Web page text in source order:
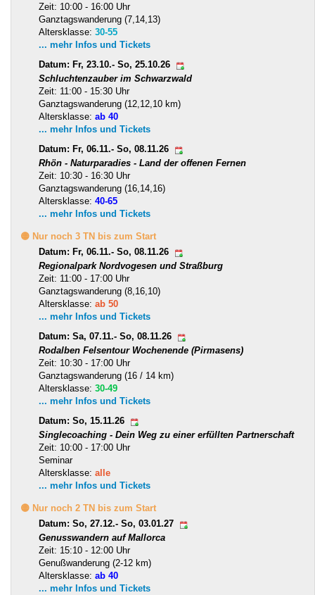
Zeit: 10:00 - 16:00 Uhr
Ganztagswanderung (7,14,13)
Altersklasse: 30-55
... mehr Infos und Tickets
Datum: Fr, 23.10.- So, 25.10.26
Schluchtenzauber im Schwarzwald
Zeit: 11:00 - 15:30 Uhr
Ganztagswanderung (12,12,10 km)
Altersklasse: ab 40
... mehr Infos und Tickets
Datum: Fr, 06.11.- So, 08.11.26
Rhön - Naturparadies - Land der offenen Fernen
Zeit: 10:30 - 16:30 Uhr
Ganztagswanderung (16,14,16)
Altersklasse: 40-65
... mehr Infos und Tickets
🟡 Nur noch 3 TN bis zum Start
Datum: Fr, 06.11.- So, 08.11.26
Regionalpark Nordvogesen und Straßburg
Zeit: 11:00 - 17:00 Uhr
Ganztagswanderung (8,16,10)
Altersklasse: ab 50
... mehr Infos und Tickets
Datum: Sa, 07.11.- So, 08.11.26
Rodalben Felsentour Wochenende (Pirmasens)
Zeit: 10:30 - 17:00 Uhr
Ganztagswanderung (16 / 14 km)
Altersklasse: 30-49
... mehr Infos und Tickets
Datum: So, 15.11.26
Singlecoaching - Dein Weg zu einer erfüllten Partnerschaft
Zeit: 10:00 - 17:00 Uhr
Seminar
Altersklasse: alle
... mehr Infos und Tickets
🟡 Nur noch 2 TN bis zum Start
Datum: So, 27.12.- So, 03.01.27
Genusswandern auf Mallorca
Zeit: 15:10 - 12:00 Uhr
Genußwanderung (2-12 km)
Altersklasse: ab 40
... mehr Infos und Tickets